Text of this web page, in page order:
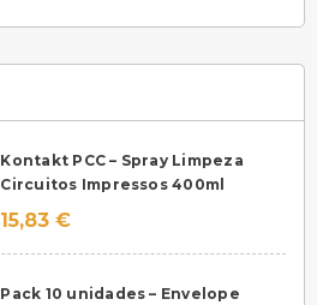
Kontakt PCC – Spray Limpeza
Circuitos Impressos 400ml
15,83 €
Pack 10 unidades – Envelope